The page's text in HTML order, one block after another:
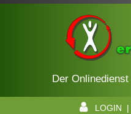
Der
LOGIN |